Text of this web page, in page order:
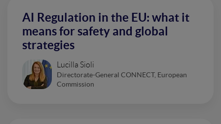
AI Regulation in the EU: what it
means for safety and global
strategies
Lucilla Sioli
Directorate-General CONNECT, European
Commission